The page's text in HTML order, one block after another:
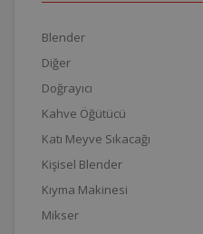
Blender
Diğer
Doğrayıcı
Kahve Öğütücü
Katı Meyve Sıkacağı
Kişisel Blender
Kıyma Makinesi
Mikser